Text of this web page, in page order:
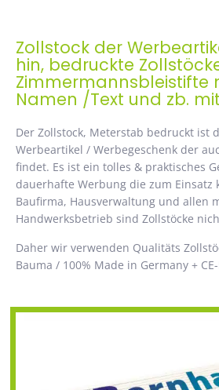
Zollstock der
hin, bedruckte
Zimmermannsbleistifte
Namen /Text und zb.
Der Zollstock, Meterstab bedruckt ist
Werbeartikel / Werbegeschenk der
findet. Es ist ein tolles & praktisches
dauerhafte Werbung die zum Einsatz
Baufirma, Hausverwaltung und allen
Handwerksbetrieb sind Zollstöcke
Daher wir verwenden Qualitäts
Bauma / 100% Made in Germany +